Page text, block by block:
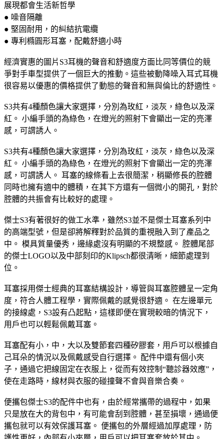
展現都會生活新哲學
● 噪音隔離
● 堅固耐用，的糾結抗電纜
● 專利橢圓形耳塞，配戴舒適小時
經濟實惠的圖片S3耳機的聲音和舒適度方面比同等價位的競
爭對手車型提供了一個巨大的推動。這些被動降噪入耳式耳機
很容易以優惠的價格提供了動態的聲音和無與倫比的舒適性。
S3共有4種顏色讓大家選擇，分別為玫紅，淡灰，綠色以及深
紅。 小編手頭的為綠色，在燈光的照射下會顯出一定的亮澤
感，可謂誘人。
S3共有4種顏色讓大家選擇，分別為玫紅，淡灰，綠色以及深
紅。 小編手頭的為綠色，在燈光的照射下會顯出一定的亮澤
感，可謂誘人。 耳塞的線條看上去很簡潔，稍顯修長的腔體
同時也擁有適中的體積，在其下方還有一個微小的開孔，對於
腔體的共振會有比較好的處理。
傑士S3有著很好的做工水準，雖然S3並不是傑士耳塞系列中
的高端型號，但是卻將解釋對於品質的重視融入到了產品之
中。 模具質量優秀，邊緣處沒有明顯的不規整感。 腔體尾部
的傑士LOGO以及中部刻印的Klipsch都很清晰，細節處理到
位。
耳塞採用傑士經典的耳塞結構設計，導管與耳塞腔體呈一定角
度，符合人體工程學，實際佩戴的感覺很舒適。 在左邊單元
的接線處，S3設有凸起點，這樣即便在實現較暗的情況下，
用戶也可以輕鬆佩戴耳塞。
耳塞配有小，中，大以及雙節套四種矽膠套，用戶可以根據自
己耳朵的情況以及佩戴感受自行選擇。 配件中還有個小夾
子，通過它把線固定在衣服上，從而有效控制“聽診器效應”，
使在走路時，線材與衣服的碰撞聲不會與音樂合奏。
便攜包傑士S3的配件中也有，由於經常攜帶的過程中，如果
只是放在大的背包中，有可能會刮到腔體，甚至損壞，通過便
攜包就可以有效保護耳塞。 便攜包的外層經過加厚處理，防